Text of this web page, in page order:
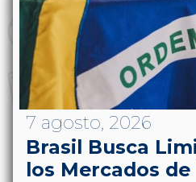
7 agosto, 2026
Brasil Busca
los Mercados